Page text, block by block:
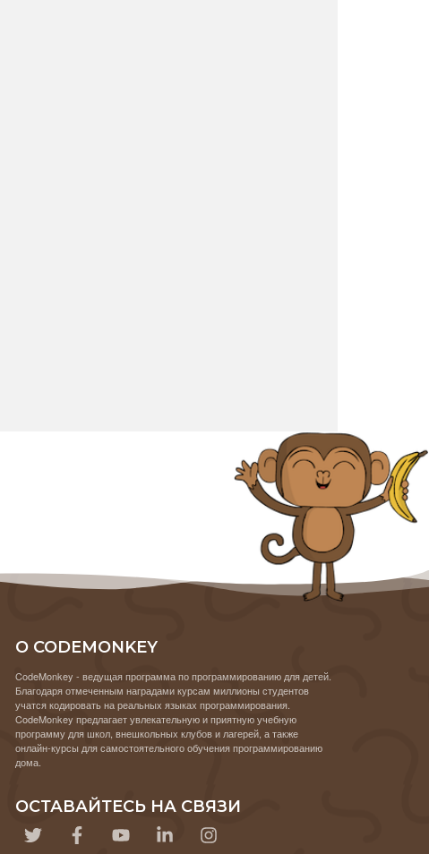
О CODEMONKEY
CodeMonkey - ведущая программа по программированию для детей.
Благодаря отмеченным наградами курсам миллионы студентов
учатся кодировать на реальных языках программирования.
CodeMonkey предлагает увлекательную и приятную учебную
программу для школ, внешкольных клубов и лагерей, а также
онлайн-курсы для самостоятельного обучения программированию
дома.
ОСТАВАЙТЕСЬ НА СВЯЗИ